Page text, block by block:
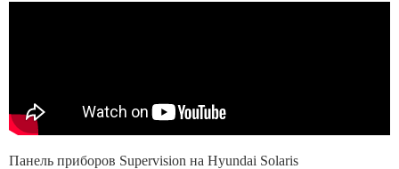
Панель приборов Supervision на Hyundai Solaris